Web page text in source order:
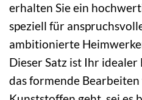
erhalten Sie ein
speziell für
ambitionierte
Dieser Satz ist Ihr idealer
das formende